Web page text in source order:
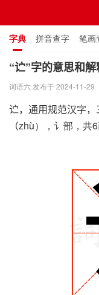
字典 拼音查字 笔画
通用规范汉字表 叠字
“𬣞”字的意思和
词语六 发布于 2024-11-29
𬣞，通用规范汉字
（zhù），讠部，共